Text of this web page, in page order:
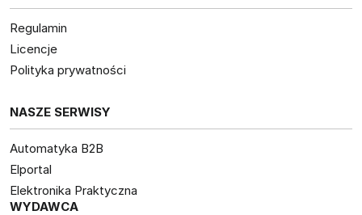
Regulamin
Licencje
Polityka prywatności
NASZE SERWISY
Automatyka B2B
Elportal
Elektronika Praktyczna
WYDAWCA